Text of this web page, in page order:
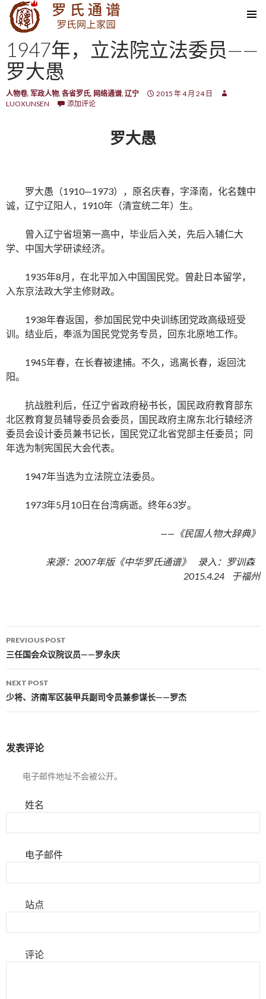
SKIP TO CONTENT
1947年，立法院立法委员——
罗大愚
人物卷, 军政人物, 各省罗氏, 网络通谱, 辽宁
2015 年 4 月 24 日
LUOXUNSEN
添加评论
罗大愚
罗大愚（1910—1973），原名庆春，字泽南，化名魏中
诚，辽宁辽阳人，1910年（清宣统二年）生。
曾入辽宁省垣第一高中，毕业后入关，先后入辅仁大
学、中国大学研读经济。
1935年8月，在北平加入中国国民党。曾赴日本留学，
入东京法政大学主修财政。
1938年春返国，参加国民党中央训练团党政高级班受
训。结业后，奉派为国民党党务专员，回东北原地工作。
1945年春，在长春被逮捕。不久，逃离长春，返回沈
阳。
抗战胜利后，任辽宁省政府秘书长，国民政府教育部东
北区教育复员辅导委员会委员，国民政府主席东北行辕经济
委员会设计委员兼书记长，国民党辽北省党部主任委员；同
年选为制宪国民大会代表。
1947年当选为立法院立法委员。
1973年5月10日在台湾病逝。终年63岁。
——《民国人物大辞典》
来源：2007年版《中华罗氏通谱》 录入：罗训森
2015.4.24 于福州
Post navigation
PREVIOUS POST
三任国会众议院议员——罗永庆
NEXT POST
少将、济南军区装甲兵副司令员兼参谋长——罗杰
发表评论
电子邮件地址不会被公开。
姓名
电子邮件
站点
评论